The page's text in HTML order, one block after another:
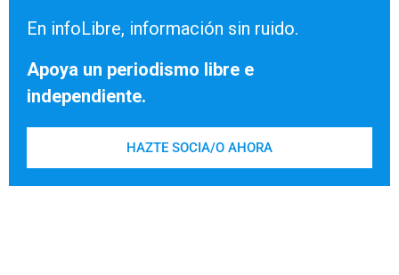
En infoLibre, información sin ruido.
Apoya un periodismo libre e
independiente.
HAZTE SOCIA/O AHORA